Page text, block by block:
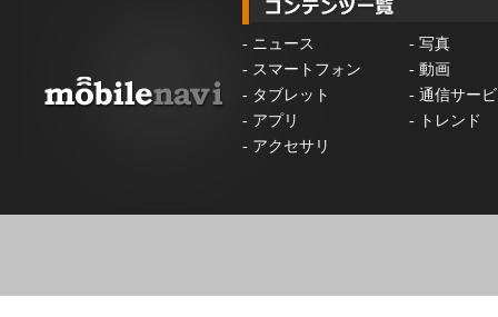
- ニュース - 写真
- スマートフォン - 動画
- タブレット - 通信サー
- アプリ -
トレンド
- アクセサリ